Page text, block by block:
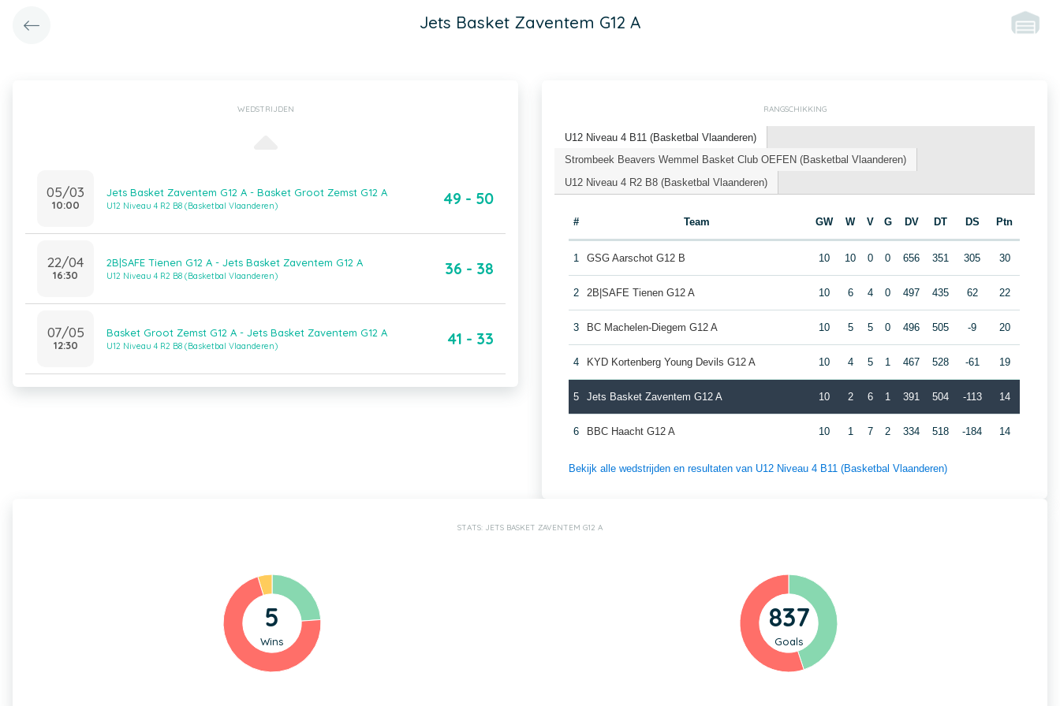
Jets Basket Zaventem G12 A
WEDSTRIJDEN
05/03
10:00
Jets Basket Zaventem G12 A - Basket Groot Zemst G12 A
U12 Niveau 4 R2 B8 (Basketbal Vlaanderen) 49 - 50
22/04
16:30
2B|SAFE Tienen G12 A - Jets Basket Zaventem G12 A
U12 Niveau 4 R2 B8 (Basketbal Vlaanderen) 36 - 38
07/05
12:30
Basket Groot Zemst G12 A - Jets Basket Zaventem G12 A
U12 Niveau 4 R2 B8 (Basketbal Vlaanderen) 41 - 33
RANGSCHIKKING
U12 Niveau 4 B11 (Basketbal Vlaanderen)
Strombeek Beavers Wemmel Basket Club OEFEN (Basketbal Vlaanderen)
U12 Niveau 4 R2 B8 (Basketbal Vlaanderen)
# Team GW W V G DV DT DS Ptn
1 GSG Aarschot G12 B 10 10 0 0 656 351 305 30
2 2B|SAFE Tienen G12 A 10 6 4 0 497 435 62 22
3 BC Machelen-Diegem G12 A 10 5 5 0 496 505 -9 20
4 KYD Kortenberg Young Devils G12 A 10 4 5 1 467 528 -61 19
5 Jets Basket Zaventem G12 A 10 2 6 1 391 504 -113 14
6 BBC Haacht G12 A 10 1 7 2 334 518 -184 14
Bekijk alle wedstrijden en resultaten van U12 Niveau 4 B11 (Basketbal Vlaanderen)
STATS: JETS BASKET ZAVENTEM G12 A
5
Wins
837
Goals